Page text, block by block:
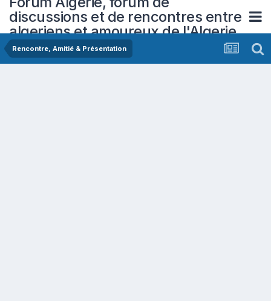
discussions et de rencontres entre
algeriens et amoureux de l'Algerie
Rencontre, Amitié & Présentation